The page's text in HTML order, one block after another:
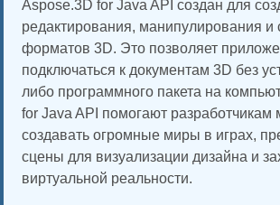
Aspose.3D for Java API создан для
редактирования, манипулирования и
форматов 3D. Это позволяет
подключаться к документам 3D без
либо программного пакета на
for Java API помогают разработчикам
создавать огромные миры в играх,
сцены для визуализации дизайна и
виртуальной реальности.